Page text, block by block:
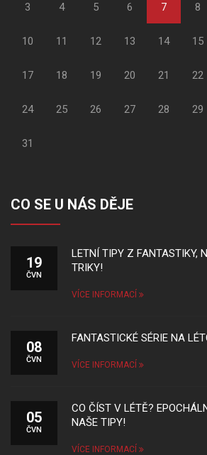
3 4 5 6 7 8
10 11 12 13 14 15
17 18 19 20 21 22
24 25 26 27 28 29
31
CO SE U NÁS DĚJE
19
ČVN
LETNÍ TIPY Z FANTASTIKY,
TRIKY!
VÍCE INFORMACÍ
08
ČVN
FANTASTICKÉ SÉRIE NA
VÍCE INFORMACÍ
05
ČVN
CO ČÍST V LÉTĚ?
NAŠE TIPY!
VÍCE INFORMACÍ